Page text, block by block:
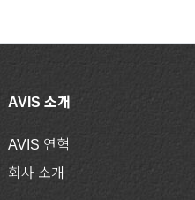
AVIS 소개
AVIS 연혁
회사 소개